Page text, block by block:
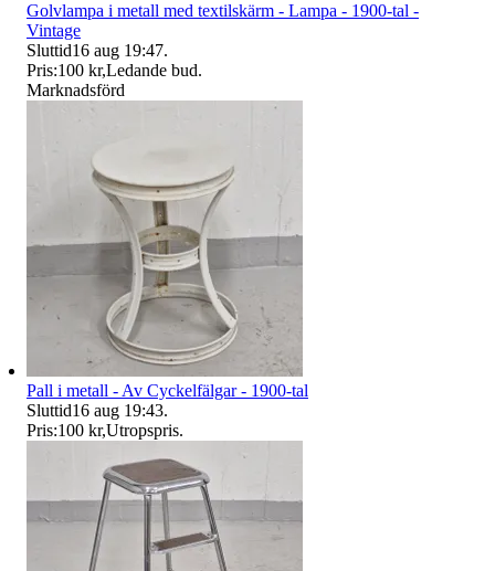
Golvlampa i metall med textilskärm - Lampa - 1900-tal -
Vintage
Sluttid16 aug 19:47.
Pris:100 kr,Ledande bud.
Marknadsförd
Pall i metall - Av Cyckelfälgar - 1900-tal
Sluttid16 aug 19:43.
Pris:100 kr,Utropspris.